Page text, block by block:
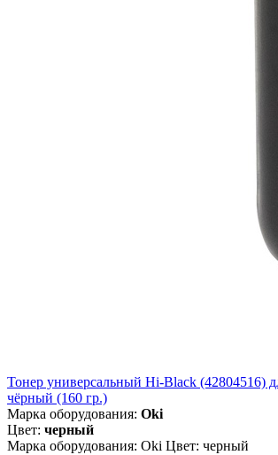
Тонер универсальный Hi-Black (42804516)
чёрный (160 гр.)
Марка оборудования: Oki
Цвет: черный
Марка оборудования: Oki Цвет: черный